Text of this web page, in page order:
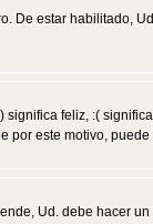
estar habilitado,
feliz, :(
este motivo,
Ud. debe hacer